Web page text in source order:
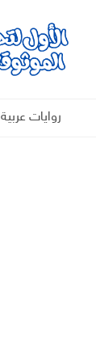
روايات عربية